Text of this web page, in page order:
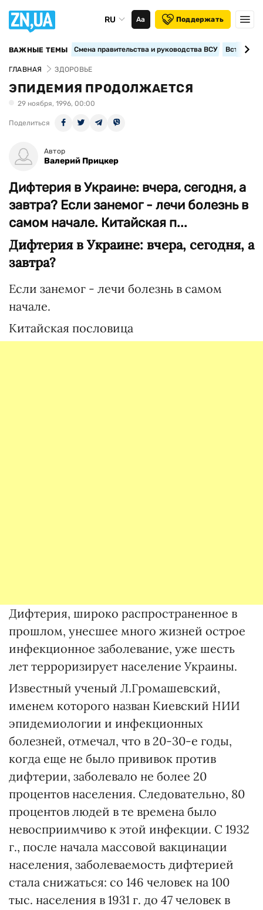
RU Аа Поддержать
ВАЖНЫЕ ТЕМЫ Смена правительства и руководства ВСУ
ГЛАВНАЯ ЗДОРОВЬЕ
ЭПИДЕМИЯ ПРОДОЛЖАЕТСЯ
29 ноября, 1996, 00:00
Поделиться
Автор
Валерий Прицкер
Дифтерия в Украине: вчера, сегодня, а
завтра? Если занемог - лечи болезнь в
самом начале. Китайская п...
Дифтерия в Украине: вчера, сегодня, а
завтра?
Если занемог - лечи болезнь в самом
начале.
Китайская пословица
Дифтерия, широко распространенное в
прошлом, унесшее много жизней острое
инфекционное заболевание, уже шесть
лет терроризирует население Украины.
Известный ученый Л.Громашевский,
именем которого назван Киевский НИИ
эпидемиологии и инфекционных
болезней, отмечал, что в 20-30-е годы,
когда еще не было прививок против
дифтерии, заболевало не более 20
процентов населения. Следовательно, 80
процентов людей в те времена было
невосприимчиво к этой инфекции. С 1932
г., после начала массовой вакцинации
населения, заболеваемость дифтерией
стала снижаться: со 146 человек на 100
тыс. населения в 1931 г. до 47 человек в